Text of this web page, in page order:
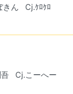
きん
Cj.ｹﾛｹﾛ
Cj.こーへー